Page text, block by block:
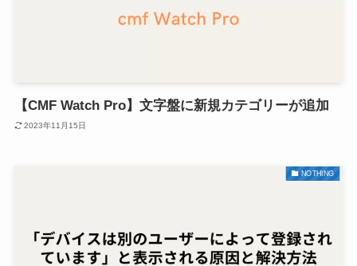
【CMF Watch Pro】文字盤に新規カテゴリーが追加
2023年11月15日
NOTHING